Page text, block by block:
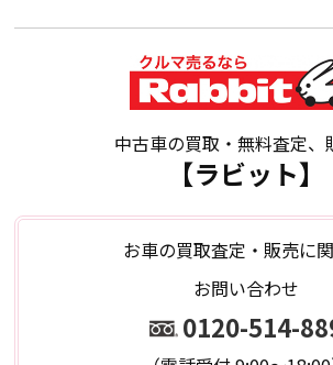
中古車の買取・無料査定、
【ラビット】
お車の買取査定・販売に
お問い合わせ
0120-514-